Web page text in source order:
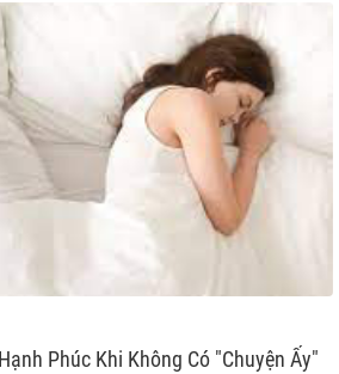
Phúc Khi Không Có "Chuyện Ấy"